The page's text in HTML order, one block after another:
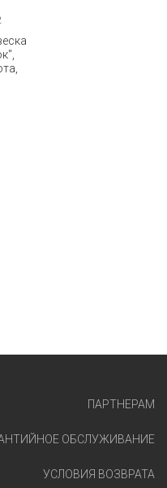
ПАРТНЕРАМ
ОБСЛУЖИВАНИЕ
УСЛОВИЯ ВОЗВРАТА